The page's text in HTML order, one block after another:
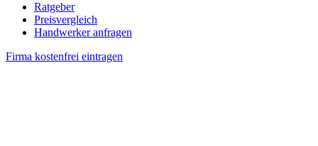
Ratgeber
Preisvergleich
Handwerker anfragen
Firma kostenfrei eintragen